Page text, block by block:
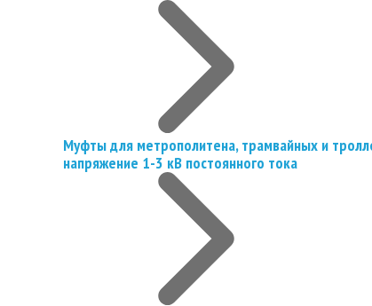
Муфты для метрополитена, трамвайных и
напряжение 1-3 кВ постоянного тока